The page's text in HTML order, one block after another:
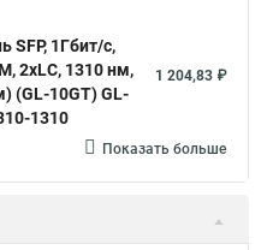
SFP, 1Гбит/c,
2xLC, 1310 нм,
(GL-10GT) GL-
1310
1 204,83 ₽
Показать больше